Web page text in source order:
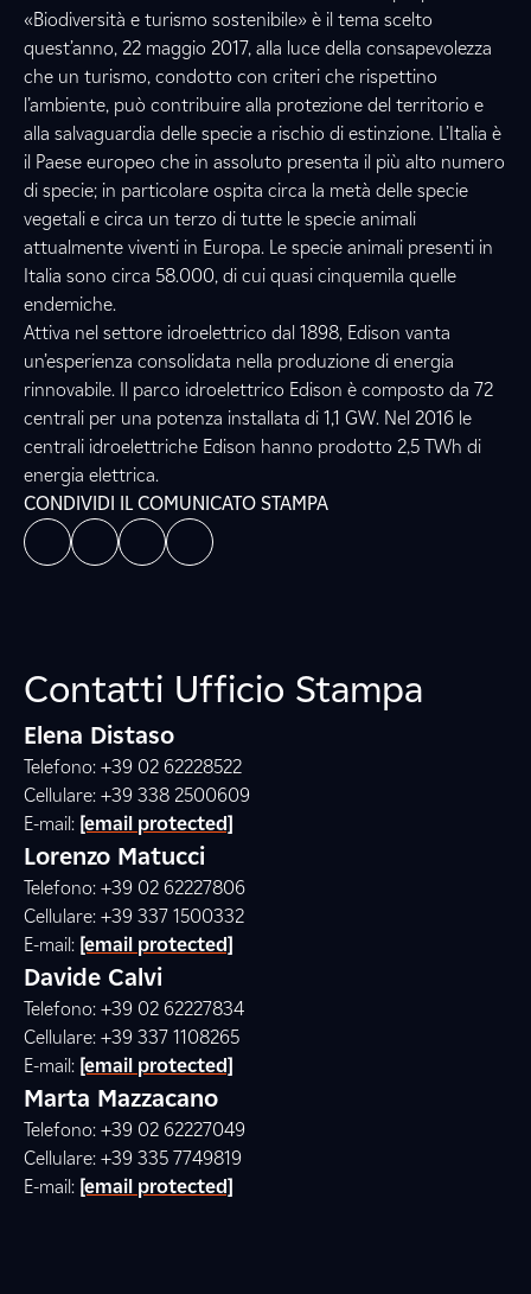
«Biodiversità e turismo sostenibile» è il tema scelto
quest’anno, 22 maggio 2017, alla luce della consapevolezza
che un turismo, condotto con criteri che rispettino
l’ambiente, può contribuire alla protezione del territorio e
alla salvaguardia delle specie a rischio di estinzione. L’Italia è
il Paese europeo che in assoluto presenta il più alto numero
di specie; in particolare ospita circa la metà delle specie
vegetali e circa un terzo di tutte le specie animali
attualmente viventi in Europa. Le specie animali presenti in
Italia sono circa 58.000, di cui quasi cinquemila quelle
endemiche.
Attiva nel settore idroelettrico dal 1898, Edison vanta
un’esperienza consolidata nella produzione di energia
rinnovabile. Il parco idroelettrico Edison è composto da 72
centrali per una potenza installata di 1,1 GW. Nel 2016 le
centrali idroelettriche Edison hanno prodotto 2,5 TWh di
energia elettrica.
CONDIVIDI IL COMUNICATO STAMPA
Contatti Ufficio Stampa
Elena Distaso
Telefono: +39 02 62228522
Cellulare: +39 338 2500609
E-mail: [email protected]
Lorenzo Matucci
Telefono: +39 02 62227806
Cellulare: +39 337 1500332
E-mail: [email protected]
Davide Calvi
Telefono: +39 02 62227834
Cellulare: +39 337 1108265
E-mail: [email protected]
Marta Mazzacano
Telefono: +39 02 62227049
Cellulare: +39 335 7749819
E-mail: [email protected]